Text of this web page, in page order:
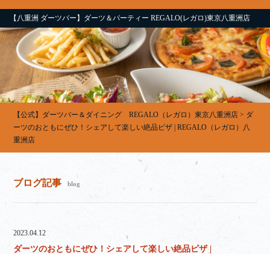
【八重洲 ダーツバー】ダーツ＆パーティー REGALO(レガロ)東京八重洲店
【公式】ダーツバー＆ダイニング REGALO（レガロ）東京八重洲店 > ダ
ーツのおともにぜひ！シェアして楽しい絶品ピザ | REGALO（レガロ）八
重洲店
ブログ記事 blog
2023.04.12
ダーツのおともにぜひ！シェアして楽しい絶品ピザ |